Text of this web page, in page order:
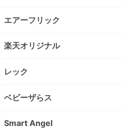
エアーフリック
楽天オリジナル
レック
ベビーザらス
Smart Angel